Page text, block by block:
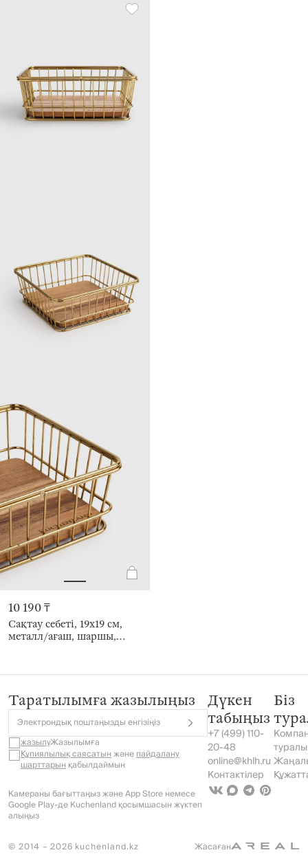
10 190 ₸
Сақтау себеті, 19х19 см,
металл/ағаш, шаршы,
Таратылымға жазылыңыз
Электрондық поштаңызды енгізіңіз
жазылуЖазылымға
Құпиялылық саясатынжәнепайдалану
шарттарынқабылдаймын
Камераны бағыттаңыз және App Store немесе
Google Play-де Kuchenland қосымшасын жүктеп
алыңыз
Дүкен
табыңыз
+7 (499) 110-
20-48
online@khlh.ru
Контактілер
Біз
туралы
© 2014 – 2026 kuchenland.kz Жасаған